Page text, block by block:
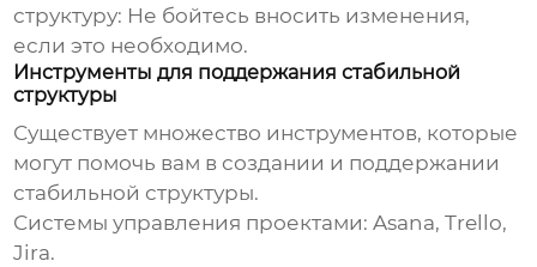
структуру: Не бойтесь вносить изменения,
если это необходимо.
Инструменты для поддержания стабильной
структуры
Существует множество инструментов, которые
могут помочь вам в создании и поддержании
стабильной структуры.
Системы управления проектами: Asana, Trello,
Jira.